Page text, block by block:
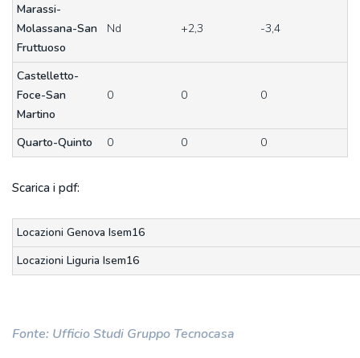
Marassi-
Molassana-San
Fruttuoso
Nd +2,3 -3,4
Castelletto-
Foce-San
Martino
0 0 0
Quarto-Quinto 0 0 0
Scarica i pdf:
Locazioni Genova Isem16
Locazioni Liguria Isem16
Fonte: Ufficio Studi Gruppo Tecnocasa